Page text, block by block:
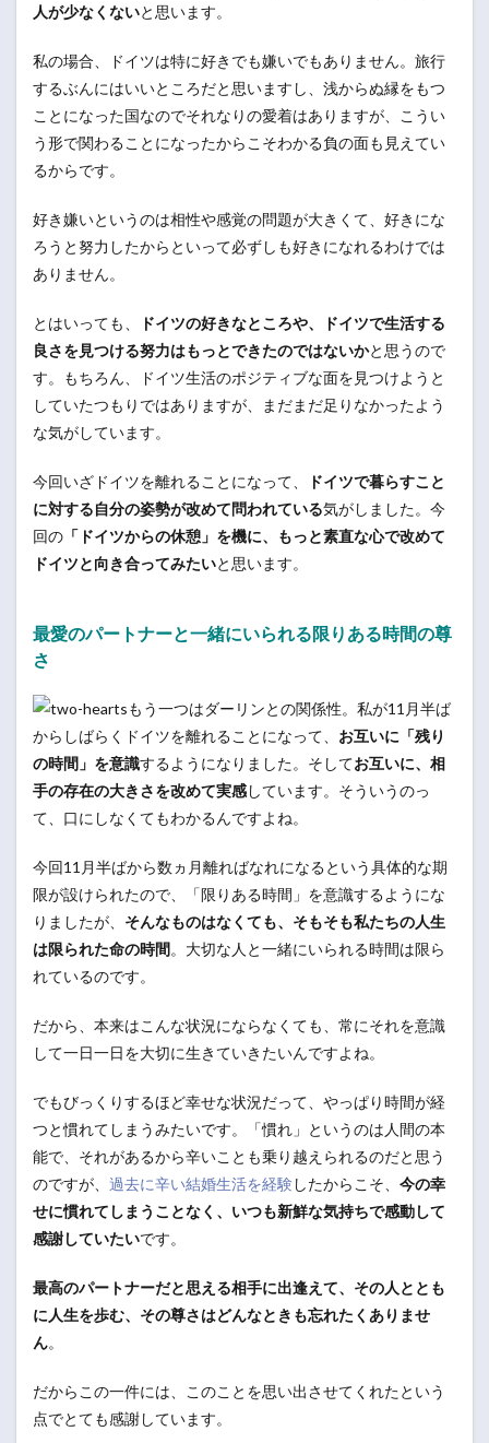
人が少なくないと思います。
私の場合、ドイツは特に好きでも嫌いでもありません。旅行
するぶんにはいいところだと思いますし、浅からぬ縁をもつ
ことになった国なのでそれなりの愛着はありますが、こうい
う形で関わることになったからこそわかる負の面も見えてい
るからです。
好き嫌いというのは相性や感覚の問題が大きくて、好きにな
ろうと努力したからといって必ずしも好きになれるわけでは
ありません。
とはいっても、
ドイツの好きなところや、ドイツで生活する
良さを見つける努力はもっとできたのではないかと思うので
す。もちろん、ドイツ生活のポジティブな面を見つけようと
していたつもりではありますが、まだまだ足りなかったよう
な気がしています。
今回いざドイツを離れることになって、
ドイツで暮らすこと
に対する自分の姿勢が改めて問われている気がしました。今
回の 「ドイツからの休憩」を機に、もっと素直な心で改めて
ドイツと向き合ってみたいと思います。
最愛のパートナーと一緒にいられる限りある時間の尊
さ
もう一つはダーリンとの関係性。私が11月半ば
からしばらくドイツを離れることになって、 お互いに「残り
の時間」を意識するようになりました。そしてお互いに、相
手の存在の大きさを改めて実感しています。そういうのっ
て、口にしなくてもわかるんですよね。
今回11月半ばから数ヵ月離ればなれになるという具体的な期
限が設けられたので、「限りある時間」を意識するようにな
りましたが、 そんなものはなくても、そもそも私たちの人生
は限られた命の時間。大切な人と一緒にいられる時間は限ら
れているのです。
だから、本来はこんな状況にならなくても、常にそれを意識
して一日一日を大切に生きていきたいんですよね。
でもびっくりするほど幸せな状況だって、やっぱり時間が経
つと慣れてしまうみたいです。「慣れ」というのは人間の本
能で、それがあるから辛いことも乗り越えられるのだと思う
のですが、 過去に辛い結婚生活を経験 したからこそ、 今の幸
せに慣れてしまうことなく、いつも新鮮な気持ちで感動して
感謝していたいです。
最高のパートナーだと思える相手に出逢えて、その人ととも
に人生を歩む、その尊さはどんなときも忘れたくありませ
ん。
だからこの一件には、このことを思い出させてくれたという
点でとても感謝しています。